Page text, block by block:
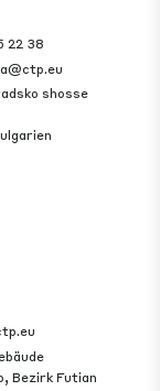
22 38
shosse
Bezirk Futian